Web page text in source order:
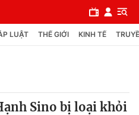
LUẬT THẾ GIỚI KINH TẾ
Sino bị loại khỏi